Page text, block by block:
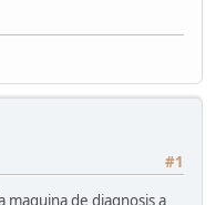
#1
maquina de diagnosis a